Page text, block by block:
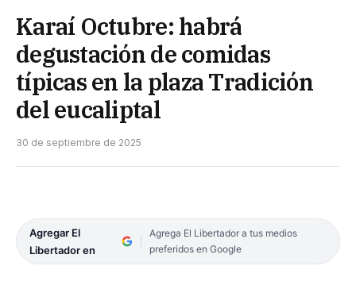
Karaí Octubre: habrá
degustación de comidas
típicas en la plaza Tradición
del eucaliptal
30 de septiembre de 2025
Agregar El
Libertador en
Agrega El Libertador a tus medios
preferidos en Google